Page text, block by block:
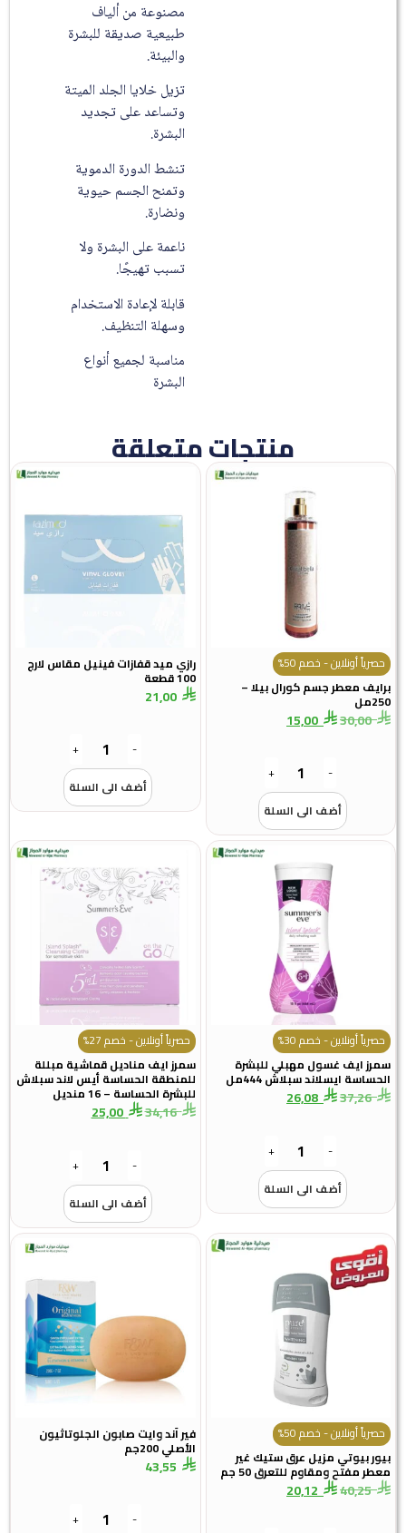
مصنوعة من ألياف
طبيعية صديقة للبشرة
والبيئة.
تزيل خلايا الجلد الميتة
وتساعد على تجديد
البشرة.
تنشط الدورة الدموية
وتمنح الجسم حيوية
ونضارة.
ناعمة على البشرة ولا
تسبب تهيجًا.
قابلة لإعادة الاستخدام
وسهلة التنظيف.
مناسبة لجميع أنواع
البشرة
منتجات متعلقة
حصرياً أونلاين - خصم 50%
برايف معطر جسم كورال بيلا –
250مل
30,00
15,00
-
+
أضف الى السلة
رازي ميد قفازات فينيل مقاس لارج
100 قطعة
21,00
-
+
أضف الى السلة
حصرياً أونلاين - خصم 30%
سمرز ايف غسول مهبلي للبشرة
الحساسة ايسلاند سبلاش 444مل
37,26
26,08
-
+
أضف الى السلة
حصرياً أونلاين - خصم 27%
سمرز ايف مناديل قماشية مبللة
للمنطقة الحساسة أيس لاند سبلاش
للبشرة الحساسة – 16 منديل
34,16
25,00
-
+
أضف الى السلة
حصرياً أونلاين - خصم 50%
بيور بيوتي مزيل عرق ستيك غير
معطر مفتح ومقاوم للتعرق 50 جم
40,25
20,12
فير آند وايت صابون الجلوتاثيون
الأصلي 200جم
43,55
-
+